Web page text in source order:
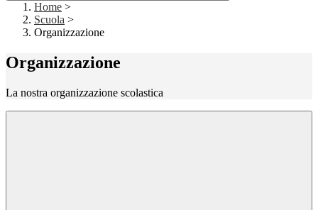
Home >
Scuola >
Organizzazione
Organizzazione
La nostra organizzazione scolastica